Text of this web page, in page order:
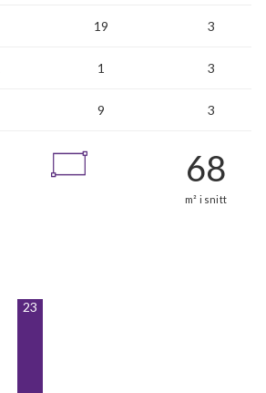
19 3
1 3
9 3
23